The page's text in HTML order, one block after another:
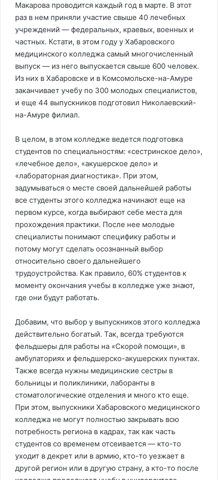
Макарова проводится каждый год в марте. В этот
раз в нем приняли участие свыше 40 лечебных
учреждений — федеральных, краевых, военных и
частных. Кстати, в этом году у Хабаровского
медицинского колледжа самый многочисленный
выпуск — из него выпускается свыше 600 человек.
Из них в Хабаровске и в Комсомольске-на-Амуре
заканчивает учебу по 300 молодых специалистов,
и еще 44 выпускников подготовил Николаевский-
на-Амуре филиал.
В целом, в этом колледже ведется подготовка
студентов по специальностям: «сестринское дело»,
«лечебное дело», «акушерское дело» и
«лабораторная диагностика». При этом,
задумываться о месте своей дальнейшей работы
все студенты этого колледжа начинают еще на
первом курсе, когда выбирают себе места для
прохождения практики. После нее молодые
специалисты понимают специфику работы и
потому могут сделать осознанный выбор
относительно своего дальнейшего
трудоустройства. Как правило, 60% студентов к
моменту окончания учебы в колледже уже знают,
где они будут работать.
Добавим, что выбор у выпускников этого колледжа
действительно богатый. Так, всегда требуются
фельдшеры для работы на «Скорой помощи», в
амбулаториях и фельдшерско-акушерских пунктах.
Также всегда нужны медицинские сестры в
больницы и поликлиники, лаборанты в
стоматологические отделения и много кто еще.
При этом, выпускники Хабаровского медицинского
колледжа не могут полностью закрывать всю
потребность региона в кадрах, так как часть
студентов со временем отсеивается — кто-то
уходит в декрет или в армию, кто-то уезжает в
другой регион или в другую страну, а кто-то после